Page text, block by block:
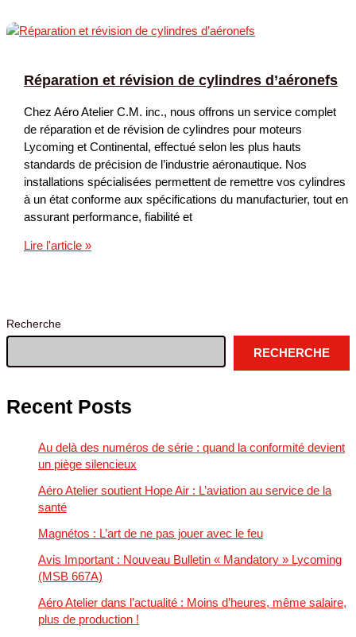
Moteur
générale
plus
de
45
ans
Réparation et révision de cylindres d’aéronefs
Chez Aéro Atelier C.M. inc., nous offrons un service complet
de réparation et de révision de cylindres pour moteurs
Lycoming et Continental, effectué selon les plus hauts
standards de précision de l’industrie aéronautique. Nos
installations spécialisées permettent de remettre vos cylindres
à un état conforme aux spécifications du manufacturier, tout en
assurant performance, fiabilité et
Réparation
Lire l'article »
Recherche
RECHERCHE
Recent Posts
Au delà des numéros de série : quand la conformité devient
un piège silencieux
Aéro Atelier soutient Hope Air : L’aviation au service de la
santé
Magnétos : L’art de ne pas jouer avec le feu
Avis Important : Nouveau Bulletin « Mandatory » Lycoming
(MSB 667A)
Aéro Atelier dans l’actualité : Moins d’heures, même salaire,
plus de production !